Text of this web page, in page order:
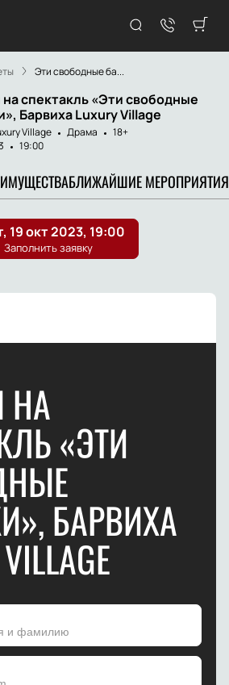
Эти свободные ба...
спектакль «Эти свободные
Барвиха Luxury Village
Village Драма
18+
19:00
БЛИЖАЙШИЕ МЕРОПРИЯТИЯ
НА
«ЭТИ
БАРВИХА